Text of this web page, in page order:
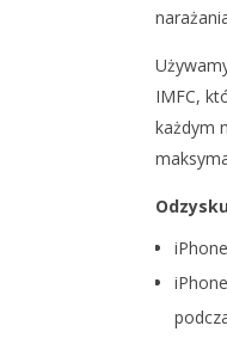
IMFC,
każdym